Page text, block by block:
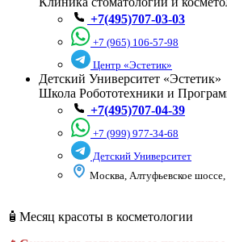
+7(495)707-03-03
+7 (965) 106-57-98
Центр «Эстетик»
Детский Университет «Эстетик»
Школа Робототехники и
+7(495)707-04-39
+7 (999) 977-34-68
Детский Университет
Москва, Алтуфьевское шоссе,
🧴Месяц красоты в косметологии